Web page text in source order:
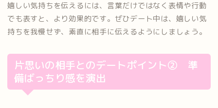
嬉しい気持ちを伝えるには、言葉だけではなく表情や行動
でも表すと、より効果的です。ぜひデート中は、嬉しい気
持ちを我慢せず、素直に相手に伝えるようにしましょう。
片思いの相手とのデートポイント② 準
備ばっちり感を演出